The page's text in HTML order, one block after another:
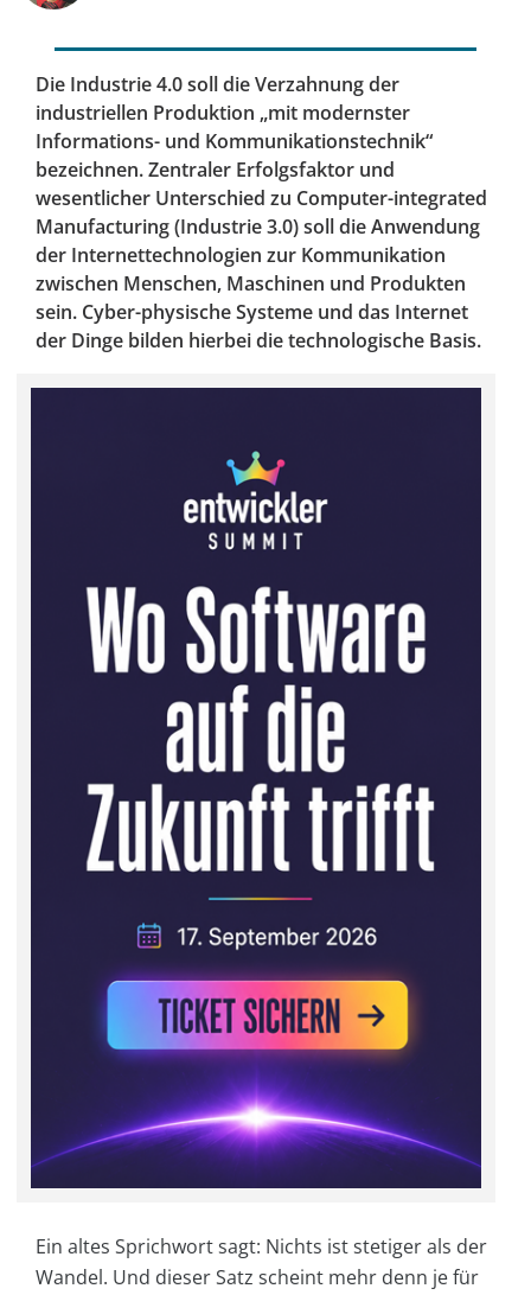
Die Industrie 4.0 soll die Verzahnung der
industriellen Produktion „mit modernster
Informations- und Kommunikationstechnik“
bezeichnen. Zentraler Erfolgsfaktor und
wesentlicher Unterschied zu Computer-integrated
Manufacturing (Industrie 3.0) soll die Anwendung
der Internettechnologien zur Kommunikation
zwischen Menschen, Maschinen und Produkten
sein. Cyber-physische Systeme und das Internet
der Dinge bilden hierbei die technologische Basis.
Ein altes Sprichwort sagt: Nichts ist stetiger als der
Wandel. Und dieser Satz scheint mehr denn je für